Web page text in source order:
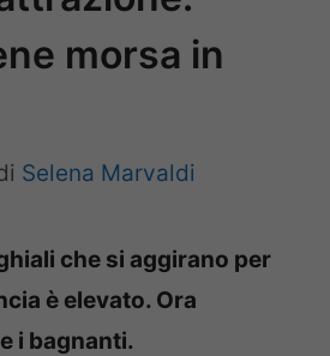
morsa in
Selena Marvaldi
che si aggirano per
è elevato. Ora
i bagnanti.